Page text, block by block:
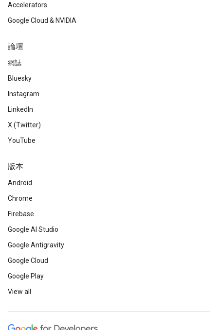
Accelerators
Google Cloud & NVIDIA
論壇
網誌
Bluesky
Instagram
LinkedIn
X (Twitter)
YouTube
版本
Android
Chrome
Firebase
Google AI Studio
Google Antigravity
Google Cloud
Google Play
View all